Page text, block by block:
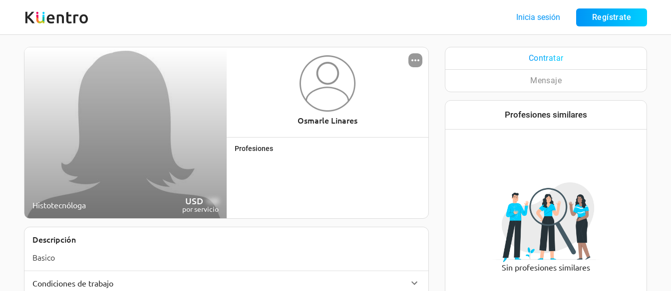
Inicia sesión Regístrate
Histotecnóloga USD100
por servicio
Osmarle Linares
Profesiones
Descripción
Basico
Condiciones de trabajo
Contratar
Mensaje
Profesiones similares
Sin profesiones similares